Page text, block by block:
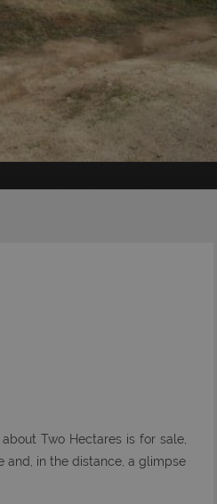
Two Hectares is for sale,
in the distance, a glimpse